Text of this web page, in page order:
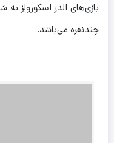
بازی‌های الدر اسکورولز
چندنفره می‌باشد.